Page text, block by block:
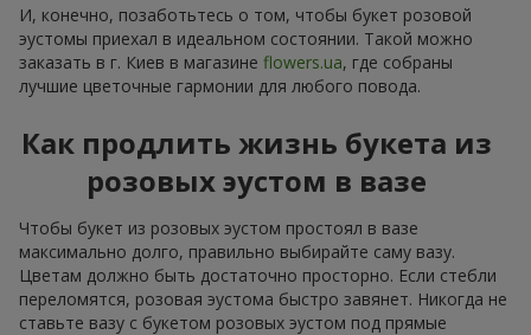
И, конечно, позаботьтесь о том, чтобы букет розовой
эустомы приехал в идеальном состоянии. Такой можно
заказать в г. Киев в магазине flowers.ua, где собраны
лучшие цветочные гармонии для любого повода.
Как продлить жизнь букета из
розовых эустом в вазе
Чтобы букет из розовых эустом простоял в вазе
максимально долго, правильно выбирайте саму вазу.
Цветам должно быть достаточно просторно. Если стебли
переломятся, розовая эустома быстро завянет. Никогда не
ставьте вазу с букетом розовых эустом под прямые